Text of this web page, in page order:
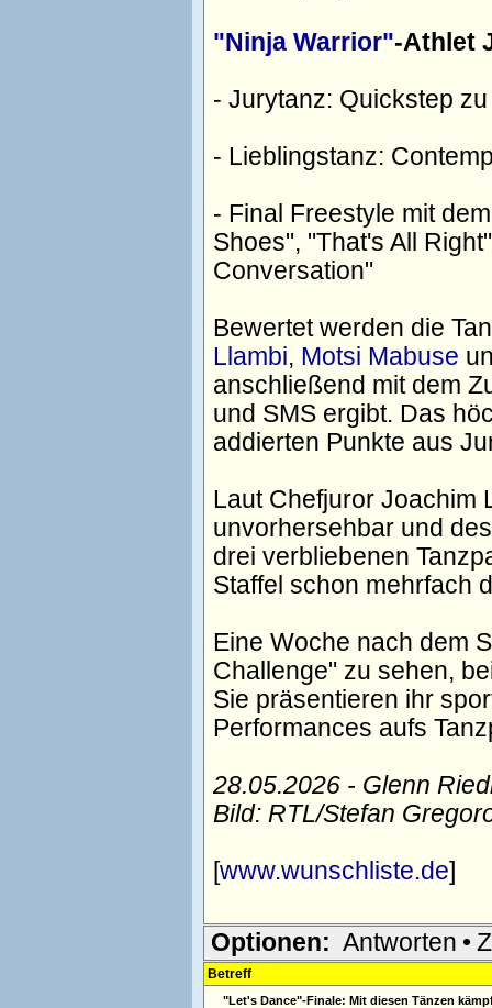
"Ninja Warrior"-Athlet
- Jurytanz: Quickstep
- Lieblingstanz:
- Final Freestyle mit
Shoes", "That's All
Conversation"
Bewertet werden die
Llambi, Motsi Mabuse
anschließend mit dem
und SMS ergibt. Das
addierten Punkte aus
Laut Chefjuror Joachim
unvorhersehbar und
drei verbliebenen
Staffel schon mehrfach
Eine Woche nach dem
Challenge" zu sehen,
Sie präsentieren ihr
Performances aufs
28.05.2026 - Glenn
Bild: RTL/Stefan
[www.wunschliste.de]
Optionen: Antworten •
Betreff
"Let's Dance"-Finale: Mit diesen Tänzen